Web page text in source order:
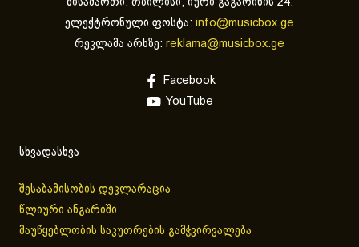
მისამართი: თბილისი, იური გაგარინის 24.
ელექტრონული ფოსტა: info@musicbox.ge
რეკლამა არხზე: reklama@musicbox.ge
Facebook
YouTube
სხვადასხვა
შესაბამისობის დეკლარაცია
წლიური ანგარიში
მაუწყებლობის საკუთრების გამჭვირვალება